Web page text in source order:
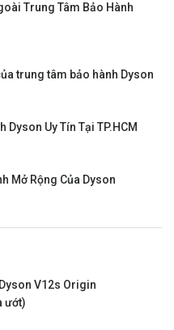
Trung Tâm Bảo Hành
trung tâm bảo hành Dyson
Dyson Uy Tín Tại TP.HCM
Mở Rộng Của Dyson
V12s Origin
ướt)